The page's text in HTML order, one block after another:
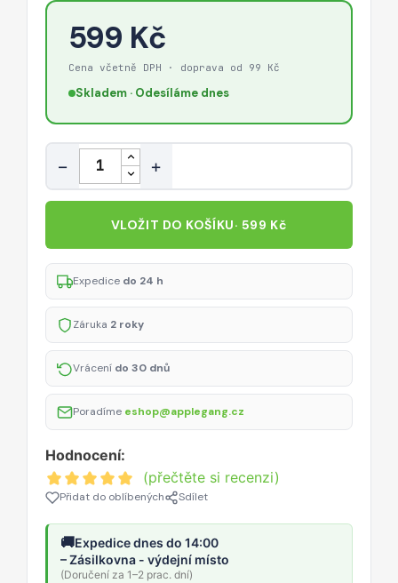
599 Kč
Cena včetně DPH · doprava od 99 Kč
Skladem · Odesíláme dnes
Množství
− +
VLOŽIT DO KOŠÍKU· 599 Kč
Expedice do 24 h
Záruka 2 roky
Vrácení do 30 dnů
Poradíme eshop@applegang.cz
Hodnocení:
(přečtěte si recenzi)
Přidat do oblíbených Sdílet
🚚Expedice dnes do 14:00
– Zásilkovna - výdejní místo
(Doručení za 1–2 prac. dní)